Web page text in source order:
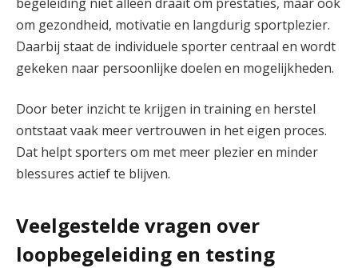
om gezondheid, motivatie en langdurig sportplezier.
Daarbij staat de individuele sporter centraal en wordt
gekeken naar persoonlijke doelen en mogelijkheden.
Door beter inzicht te krijgen in training en herstel
ontstaat vaak meer vertrouwen in het eigen proces.
Dat helpt sporters om met meer plezier en minder
blessures actief te blijven.
Veelgestelde vragen over
loopbegeleiding en testing